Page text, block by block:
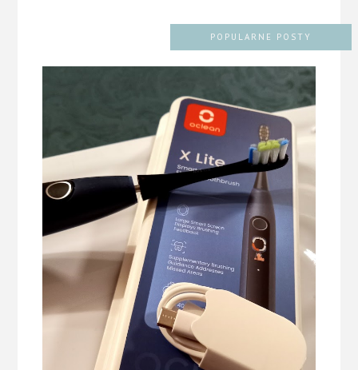
POPULARNE POSTY